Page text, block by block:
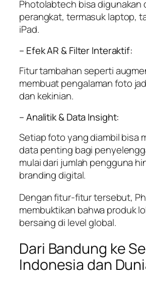
Photolabtech bisa digunakan
perangkat, termasuk laptop,
iPad.
– Efek AR & Filter Interaktif:
Fitur tambahan seperti
membuat pengalaman foto
dan kekinian.
– Analitik & Data Insight:
Setiap foto yang diambil bisa
data penting bagi
mulai dari jumlah pengguna
branding digital.
Dengan fitur-fitur tersebut,
membuktikan bahwa produk
bersaing di level global.
Dari Bandung ke
Indonesia dan